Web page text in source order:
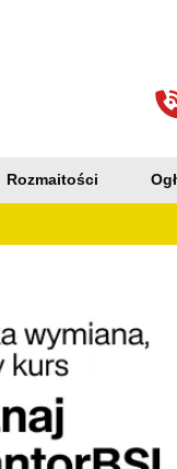
Rozmaitości